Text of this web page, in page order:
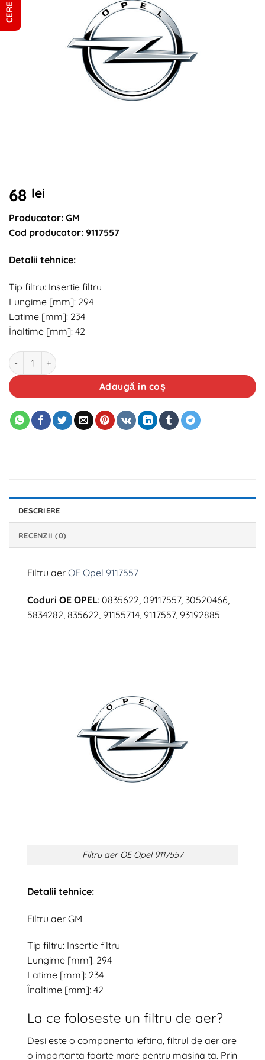
68 lei
Producator: GM
Cod producator: 9117557
Detalii tehnice:
Tip filtru: Insertie filtru
Lungime [mm]: 294
Latime [mm]: 234
Înaltime [mm]: 42
Cantitate Filtru aer OE Opel 9117557
Adaugă în coș
DESCRIERE
RECENZII (0)
Filtru aer OE Opel 9117557
Coduri OE OPEL: 0835622, 09117557, 30520466,
5834282, 835622, 91155714, 9117557, 93192885
Filtru aer OE Opel 9117557
Detalii tehnice:
Filtru aer GM
Tip filtru: Insertie filtru
Lungime [mm]: 294
Latime [mm]: 234
Înaltime [mm]: 42
La ce foloseste un filtru de aer?
Desi este o componenta ieftina, filtrul de aer are
o importanta foarte mare pentru masina ta. Prin